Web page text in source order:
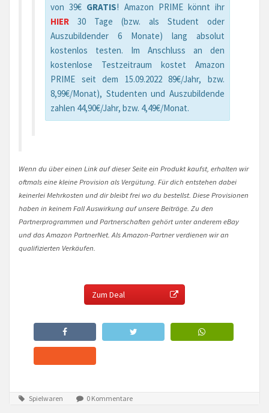
von 39€ GRATIS! Amazon PRIME könnt ihr
HIER 30 Tage (bzw. als Student oder
Auszubildender 6 Monate) lang absolut
kostenlos testen. Im Anschluss an den
kostenlose Testzeitraum kostet Amazon
PRIME seit dem 15.09.2022 89€/Jahr, bzw.
8,99€/Monat), Studenten und Auszubildende
zahlen 44,90€/Jahr, bzw. 4,49€/Monat.
Wenn du über einen Link auf dieser Seite ein Produkt kaufst, erhalten wir
oftmals eine kleine Provision als Vergütung. Für dich entstehen dabei
keinerlei Mehrkosten und dir bleibt frei wo du bestellst. Diese Provisionen
haben in keinem Fall Auswirkung auf unsere Beiträge. Zu den
Partnerprogrammen und Partnerschaften gehört unter anderem eBay
und das Amazon PartnerNet. Als Amazon-Partner verdienen wir an
qualifizierten Verkäufen.
Zum Deal
Spielwaren 0 Kommentare